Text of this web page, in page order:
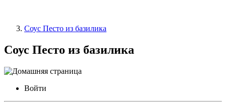
Соус Песто из базилика
Соус Песто из базилика
Войти